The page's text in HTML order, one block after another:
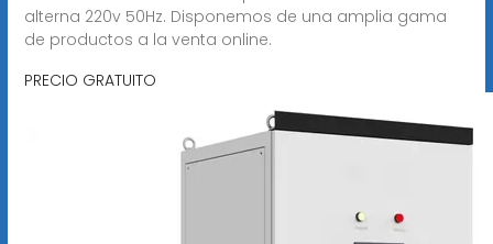
alterna 220v 50Hz. Disponemos de una amplia gama
de productos a la venta online.
PRECIO GRATUITO